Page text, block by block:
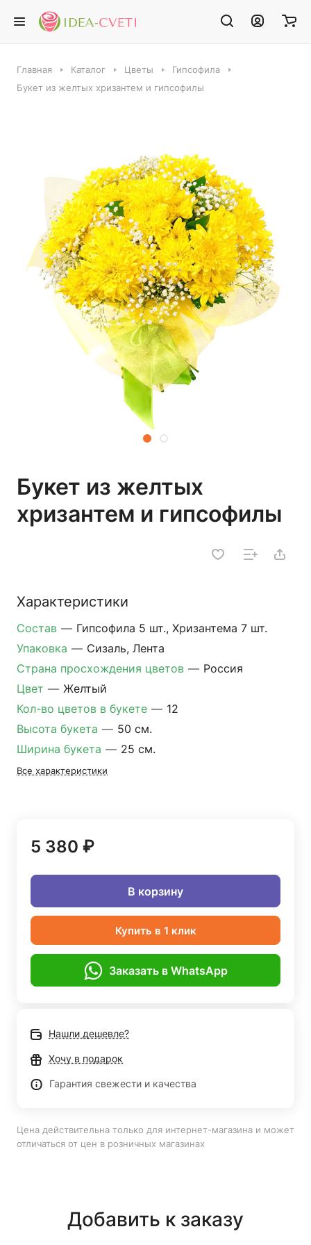
Главная Каталог Цветы
Гипсофила
Букет из желтых хризантем и гипсофилы
Букет из желтых
хризантем и гипсофилы
Характеристики
Состав — Гипсофила 5 шт., Хризантема 7 шт.
Упаковка — Сизаль, Лента
Страна просхождения цветов — Россия
Цвет — Желтый
Кол-во цветов в букете — 12
Высота букета — 50 см.
Ширина букета — 25 см.
Все характеристики
5 380 ₽
В корзину
Купить в 1 клик
Заказать в WhatsApp
Нашли дешевле?
Хочу в подарок
Гарантия свежести и качества
Цена действительна только для интернет-магазина и может
отличаться от цен в розничных магазинах
Добавить к заказу